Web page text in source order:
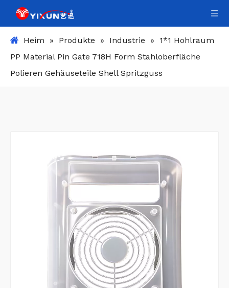
Heim » Produkte » Industrie »
1*1 Hohlraum
PP Material Pin Gate 718H Form Stahloberfläche
Polieren Gehäuseteile Shell Spritzguss